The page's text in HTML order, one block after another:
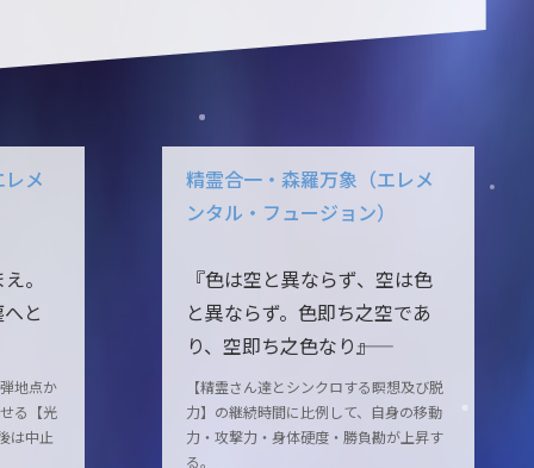
メ
。
と
地点か
る【光
は中止
精霊合一・森羅万象（エレメ
ンタル・フュージョン）
『色は空と異ならず、空は色
と異ならず。色即ち之空であ
り、空即ち之色なり――』
【精霊さん達とシンクロする瞑想及び脱
力】の継続時間に比例して、自身の移動
力・攻撃力・身体硬度・勝負勘が上昇す
る。